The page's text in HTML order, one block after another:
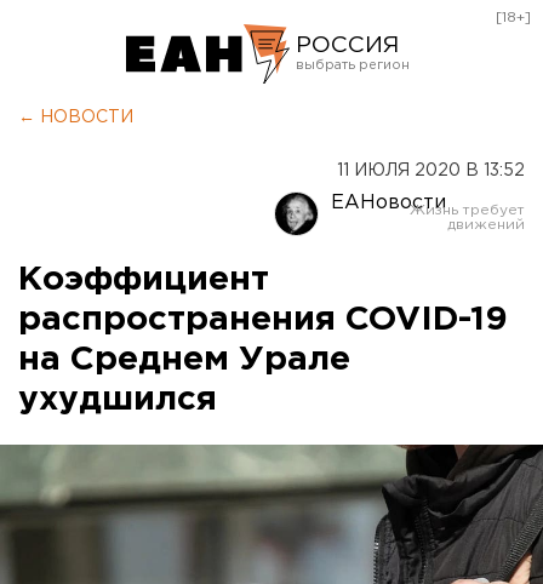
РОССИЯ
Оренбург
[18+]
← НОВОСТИ
11 ИЮЛЯ 2020 В 13:52
ЕАНовости
Коэффициент
распространения COVID-19
на Среднем Урале
ухудшился